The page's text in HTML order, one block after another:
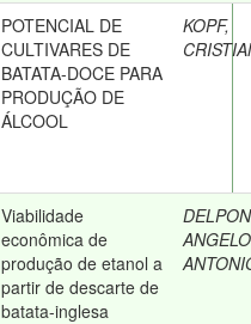
POTENCIAL DE
CULTIVARES DE
BATATA-DOCE PARA
PRODUÇÃO DE
ÁLCOOL
KOPF,
Viabilidade
econômica de
produção de etanol a
partir de descarte de
batata-inglesa
ANGELO